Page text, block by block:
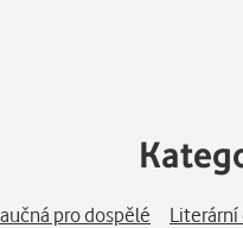
Deníku N a serveru
pohádkového ostrova.
Stvořitele
pro dospělé